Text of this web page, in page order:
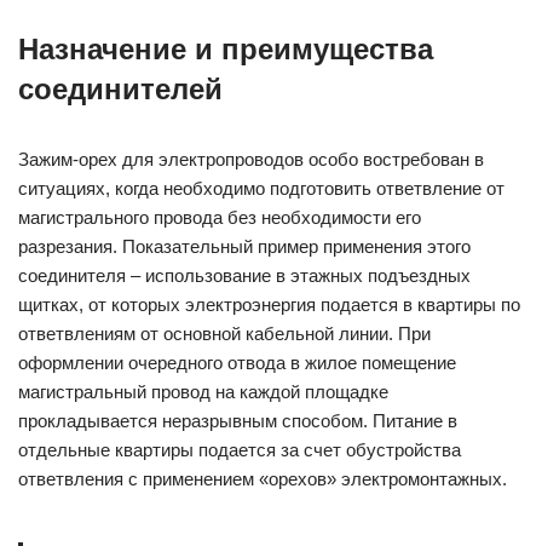
Назначение и преимущества
соединителей
Зажим-орех для электропроводов особо востребован в
ситуациях, когда необходимо подготовить ответвление от
магистрального провода без необходимости его
разрезания. Показательный пример применения этого
соединителя – использование в этажных подъездных
щитках, от которых электроэнергия подается в квартиры по
ответвлениям от основной кабельной линии. При
оформлении очередного отвода в жилое помещение
магистральный провод на каждой площадке
прокладывается неразрывным способом. Питание в
отдельные квартиры подается за счет обустройства
ответвления с применением «орехов» электромонтажных.